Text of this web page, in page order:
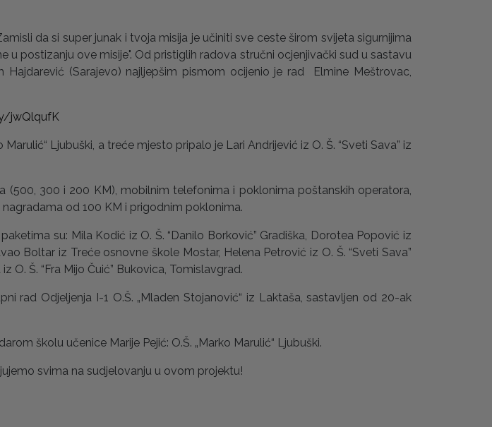
da si super junak i tvoja misija je učiniti sve ceste širom svijeta sigurnijima
postizanju ove misije". Od pristiglih radova stručni ocjenjivački sud u sastavu
(Sarajevo) najljepšim pismom ocijenio je rad Elmine Meštrovac,
jwQlqufK
Ljubuški, a treće mjesto pripalo je Lari Andrijević iz O. Š. “Sveti Sava” iz
300 i 200 KM), mobilnim telefonima i poklonima poštanskih operatora,
od 100 KM i prigodnim poklonima.
su: Mila Kodić iz O. Š. “Danilo Borković” Gradiška, Dorotea Popović iz
Boltar iz Treće osnovne škole Mostar, Helena Petrović iz O. Š. “Sveti Sava”
O. Š. “Fra Mijo Čuić” Bukovica, Tomislavgrad.
rad Odjeljenja I-1 O.Š. „Mladen Stojanović“ iz Laktaša, sastavljen od 20-ak
školu učenice Marije Pejić: O.Š. „Marko Marulić“ Ljubuški.
svima na sudjelovanju u ovom projektu!